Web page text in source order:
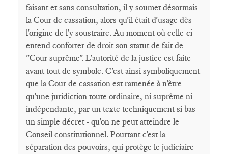
faisant et sans consultation, il y soumet désormais
la Cour de cassation, alors qu'il était d'usage dès
l'origine de l'y soustraire. Au moment où celle-ci
entend conforter de droit son statut de fait de
"Cour suprême". L'autorité de la justice est faite
avant tout de symbole. C'est ainsi symboliquement
que la Cour de cassation est ramenée à n'être
qu'une juridiction toute ordinaire, ni suprême ni
indépendante, par un texte techniquement si bas -
un simple décret - qu'on ne peut atteindre le
Conseil constitutionnel. Pourtant c'est la
séparation des pouvoirs, qui protège le judiciaire